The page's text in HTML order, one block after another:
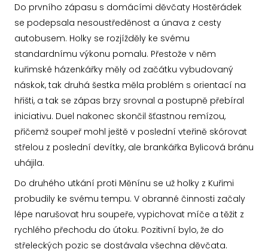
Do prvního zápasu s domácími děvčaty Hostěrádek
se podepsala nesoustředěnost a únava z cesty
autobusem. Holky se rozjížděly ke svému
standardnímu výkonu pomalu. Přestože v něm
kuřimské házenkářky měly od začátku vybudovaný
náskok, tak druhá šestka měla problém s orientací na
hřišti, a tak se zápas brzy srovnal a postupně přebíral
iniciativu. Duel nakonec skončil šťastnou remízou,
přičemž soupeř mohl ještě v poslední vteřině skórovat
střelou z poslední devítky, ale brankářka Bylicová bránu
uhájila.
Do druhého utkání proti Měnínu se už holky z Kuřimi
probudily ke svému tempu. V obranné činnosti začaly
lépe narušovat hru soupeře, vypichovat míče a těžit z
rychlého přechodu do útoku. Pozitivní bylo, že do
střeleckých pozic se dostávala všechna děvčata.